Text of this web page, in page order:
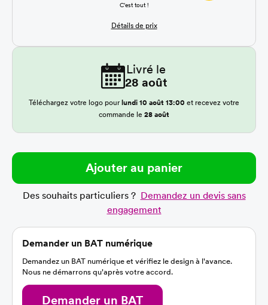
C'est tout !
Détails de prix
Livré le
28 août
Téléchargez votre logo pourlundi 10 août 13:00 et recevez votre
commande le 28 août
Ajouter au panier
Des souhaits particuliers ? Demandez un devis sans
engagement
Demander un BAT numérique
Demandez un BAT numérique et vérifiez le design à l'avance.
Nous ne démarrons qu'après votre accord.
Demander un BAT